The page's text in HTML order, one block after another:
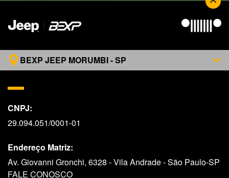
BEXP JEEP MORUMBI - SP
CNPJ:
29.094.051/0001-01
Endereço Matriz:
Av. Giovanni Gronchi, 6328 - Vila Andrade - São Paulo-SP
FALE CONOSCO